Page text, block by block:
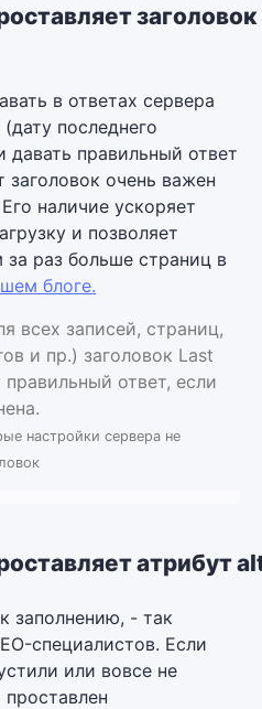
заголовок
в ответах сервера
последнего
давать правильный ответ
очень важен
наличие ускоряет
и позволяет
за раз больше страниц в
блоге.
всех записей, страниц,
и пр.) заголовок Last
ответ, если
настройки сервера не
атрибут
заполнению, - так
специалистов. Если
или вовсе не
проставлен